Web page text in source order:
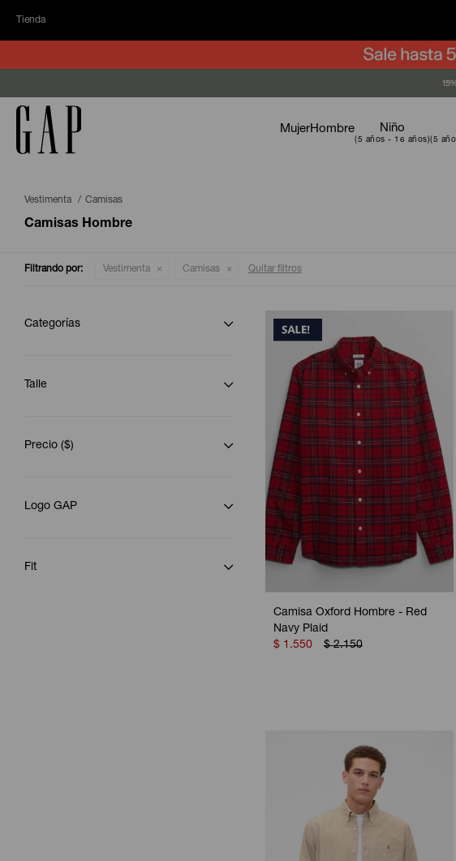
Tienda
MujerHombre Niño
Vestimenta Camisas
Camisas Hombre
Filtrando por: Vestimenta Camisas Quitar filtros
Camisa Oxford Hombre - Red
Navy Plaid
$ 1.550 $ 2.150
Categorías
Talle
Precio ($)
Logo GAP
Fit